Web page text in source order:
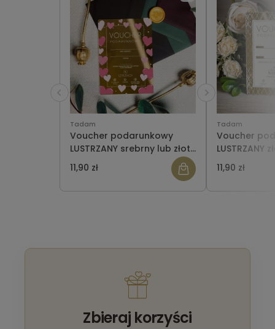
Tadam
Voucher podarunkowy
LUSTRZANY srebrny lub złoty
WZÓR 939
11,90 zł
Tadam
Voucher
LUSTRZANY
WZÓR 901
11,90 zł
Zbieraj korzyści